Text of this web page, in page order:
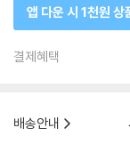
앱 다운 시 1천원 상
결제혜택
배송안내